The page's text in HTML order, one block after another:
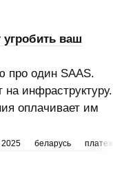
ваш
про один SAAS.
на инфраструктуру.
оплачивает им
2025 беларусь платежи